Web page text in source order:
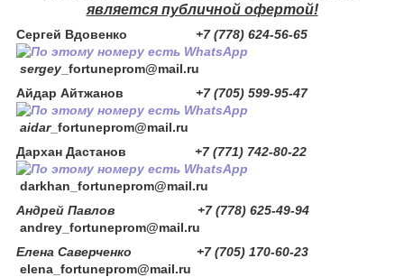
является публичной офертой!
Сергей Вдовенко +7 (778) 624-56-65
sergey _fortuneprom@mail.ru
Айдар Айтжанов
+7 (705) 599-95-47
aidar_fortuneprom@mail.ru
Дархан Дастанов +7 (771) 742-80-22
darkhan _fortuneprom@mail.ru
Андрей Павлов +7 (778) 625-49-94
andrey_fortuneprom@mail.ru
Елена Саверченко +7 (705) 170-60-23
elena_fortuneprom@mail.ru